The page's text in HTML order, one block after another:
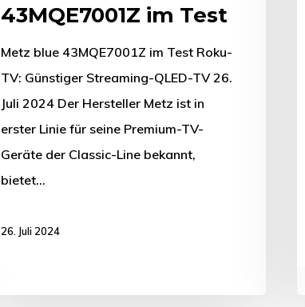
43MQE7001Z im Test
Metz blue 43MQE7001Z im Test Roku-
TV: Günstiger Streaming-QLED-TV 26.
Juli 2024 Der Hersteller Metz ist in
erster Linie für seine Premium-TV-
Geräte der Classic-Line bekannt,
bietet…
26. Juli 2024